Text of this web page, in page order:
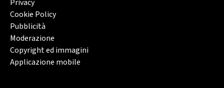
Privacy
Cookie Policy
Pubblicità
Moderazione
Copyright ed immagini
Applicazione mobile